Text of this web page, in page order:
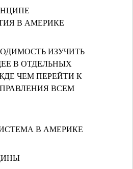
В АМЕРИКЕ
ИЗУЧИТЬ
В ОТДЕЛЬНЫХ
ЧЕМ ПЕРЕЙТИ К
ВСЕМ
В АМЕРИКЕ